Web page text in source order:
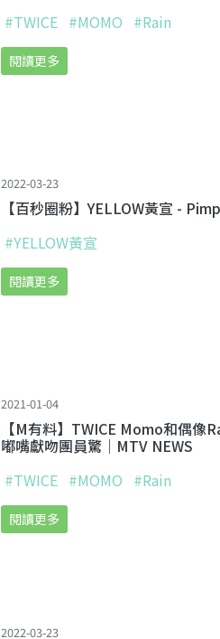
#TWICE #MOMO #Rain
閱讀更多
2022-03-23
【百秒圈粉】YELLOW黃宣 -
#YELLOW黃宣
閱讀更多
2021-01-04
【M有料】TWICE Momo和偶像
嘟嘴獻吻團員驚｜MTV NEWS
#TWICE #MOMO #Rain
閱讀更多
2022-03-23